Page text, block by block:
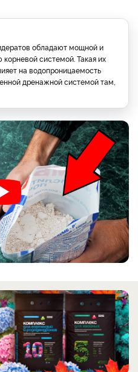
обладают мощной и
системой. Такая их
на водопроницаемость
дренажной системой там,